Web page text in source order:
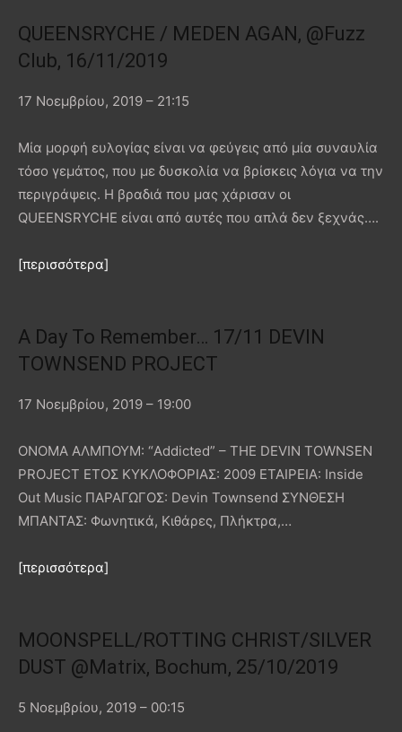
QUEENSRYCHE / MEDEN AGAN, @Fuzz
Club, 16/11/2019
17 Νοεμβρίου, 2019 – 21:15
Μία μορφή ευλογίας είναι να φεύγεις από μία συναυλία
τόσο γεμάτος, που με δυσκολία να βρίσκεις λόγια να την
περιγράψεις. Η βραδιά που μας χάρισαν οι
QUEENSRYCHE είναι από αυτές που απλά δεν ξεχνάς….
[περισσότερα]
A Day To Remember… 17/11 DEVIN
TOWNSEND PROJECT
17 Νοεμβρίου, 2019 – 19:00
ΟΝΟΜΑ ΑΛΜΠΟΥΜ: “Addicted” – THE DEVIN TOWNSEN
PROJECT ΕΤΟΣ ΚΥΚΛΟΦΟΡΙΑΣ: 2009 ΕΤΑΙΡΕΙΑ: Inside
Out Music ΠΑΡΑΓΩΓΟΣ: Devin Townsend ΣΥΝΘΕΣΗ
ΜΠΑΝΤΑΣ: Φωνητικά, Κιθάρες, Πλήκτρα,…
[περισσότερα]
MOONSPELL/ROTTING CHRIST/SILVER
DUST @Matrix, Bochum, 25/10/2019
5 Νοεμβρίου, 2019 – 00:15